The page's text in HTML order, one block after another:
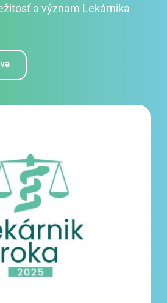
a význam Lekárnika